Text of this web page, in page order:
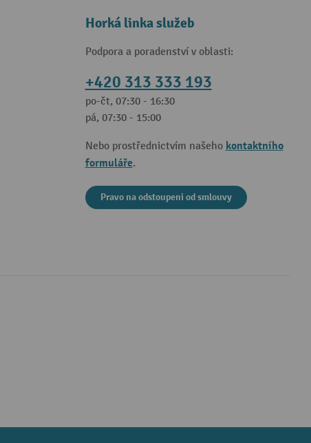
Horká linka služeb
Podpora a poradenství v oblasti:
+420 313 333 193
po-čt, 07:30 - 16:30
pá, 07:30 - 15:00
Nebo prostřednictvím našeho kontaktního
formuláře.
Pravo na odstoupeni od smlouvy